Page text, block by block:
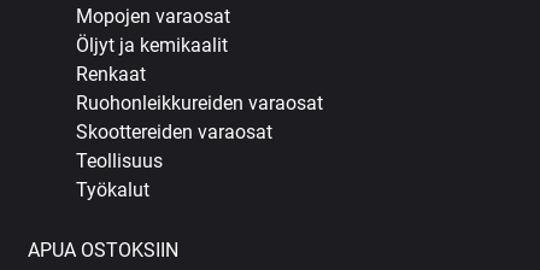
Mopojen varaosat
Öljyt ja kemikaalit
Renkaat
Ruohonleikkureiden varaosat
Skoottereiden varaosat
Teollisuus
Työkalut
APUA OSTOKSIIN